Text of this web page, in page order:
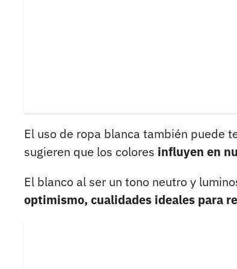
El uso de ropa blanca también puede
sugieren que los colores influyen en
El blanco al ser un tono neutro y
optimismo, cualidades ideales para